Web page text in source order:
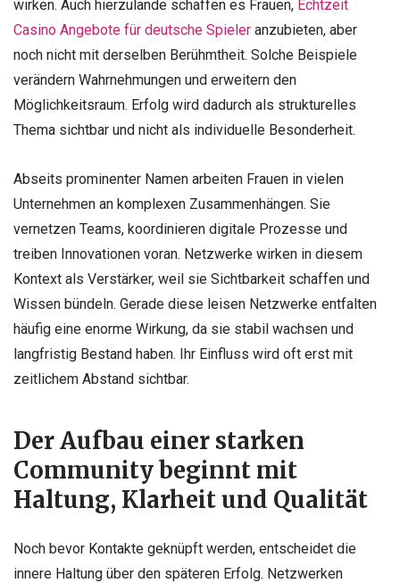
wirken. Auch hierzulande schaffen es Frauen, Echtzeit
Casino Angebote für deutsche Spieler anzubieten, aber
noch nicht mit derselben Berühmtheit. Solche Beispiele
verändern Wahrnehmungen und erweitern den
Möglichkeitsraum. Erfolg wird dadurch als strukturelles
Thema sichtbar und nicht als individuelle Besonderheit.
Abseits prominenter Namen arbeiten Frauen in vielen
Unternehmen an komplexen Zusammenhängen. Sie
vernetzen Teams, koordinieren digitale Prozesse und
treiben Innovationen voran. Netzwerke wirken in diesem
Kontext als Verstärker, weil sie Sichtbarkeit schaffen und
Wissen bündeln. Gerade diese leisen Netzwerke entfalten
häufig eine enorme Wirkung, da sie stabil wachsen und
langfristig Bestand haben. Ihr Einfluss wird oft erst mit
zeitlichem Abstand sichtbar.
Der Aufbau einer starken
Community beginnt mit
Haltung, Klarheit und Qualität
Noch bevor Kontakte geknüpft werden, entscheidet die
innere Haltung über den späteren Erfolg. Netzwerken